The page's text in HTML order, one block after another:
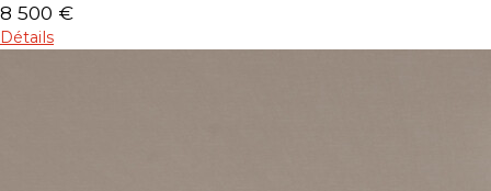
8 500 €
Détails